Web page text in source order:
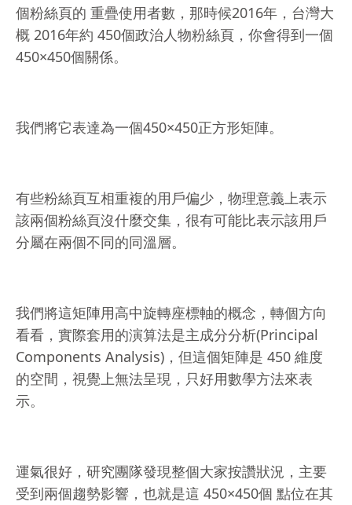
個粉絲頁的 重疊使用者數，那時候2016年，台灣大
概 2016年約 450個政治人物粉絲頁，你會得到一個
450×450個關係。
我們將它表達為一個450×450正方形矩陣。
有些粉絲頁互相重複的用戶偏少，物理意義上表示
該兩個粉絲頁沒什麼交集，很有可能比表示該用戶
分屬在兩個不同的同溫層。
我們將這矩陣用高中旋轉座標軸的概念，轉個方向
看看，實際套用的演算法是主成分分析(Principal
Components Analysis)，但這個矩陣是 450 維度
的空間，視覺上無法呈現，只好用數學方法來表
示。
運氣很好，研究團隊發現整個大家按讚狀況，主要
受到兩個趨勢影響，也就是這 450×450個 點位在其